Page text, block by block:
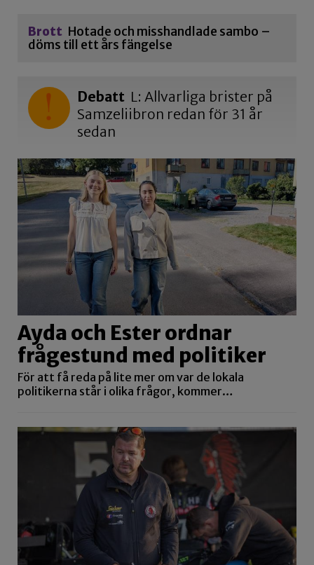
Brott Hotade och misshandlade sambo –
döms till ett års fängelse
Debatt L: Allvarliga brister på
Samzeliibron redan för 31 år
sedan
Ayda och Ester ordnar
frågestund med politiker
För att få reda på lite mer om var de lokala
politikerna står i olika frågor, kommer…